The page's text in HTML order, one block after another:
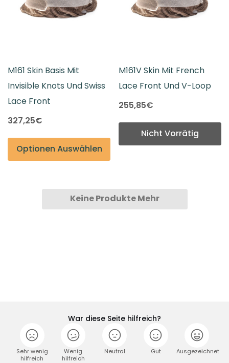
M161 Skin Basis Mit
Invisible Knots Und Swiss
Lace Front
327,25€
Optionen Auswählen
M161V Skin Mit French
Lace Front Und V-Loop
255,85€
Nicht Vorrätig
Keine Produkte Mehr
War diese Seite hilfreich?
Sehr wenig
hilfreich
Wenig
hilfreich
Neutral Gut Ausgezeichnet